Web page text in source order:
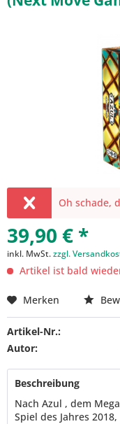
Oh schade,
39,90 € *
inkl. MwSt.zzgl.
Artikel ist bald
Merken
Artikel-Nr.:
Autor:
Beschreibung
Nach Azul , dem
Spiel des Jahres